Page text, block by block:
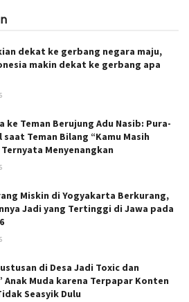
dekat ke gerbang negara maju,
makin dekat ke gerbang apa
ke Teman Berujung Adu Nasib: Pura-
Teman Bilang “Kamu Masih
Menyenangkan
Miskin di Yogyakarta Berkurang,
Jadi yang Tertinggi di Jawa pada
di Desa Jadi Toxic dan
Anak Muda karena Terpapar Konten
Seasyik Dulu